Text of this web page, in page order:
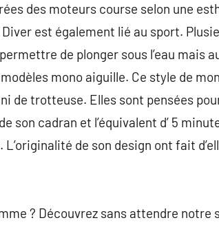
des moteurs course selon une
est également lié au sport.
de plonger sous l’eau mais
mono aiguille. Ce style de
de trotteuse. Elles sont pensées
son cadran et l’équivalent d’ 5
de son design ont fait
? Découvrez sans attendre notre